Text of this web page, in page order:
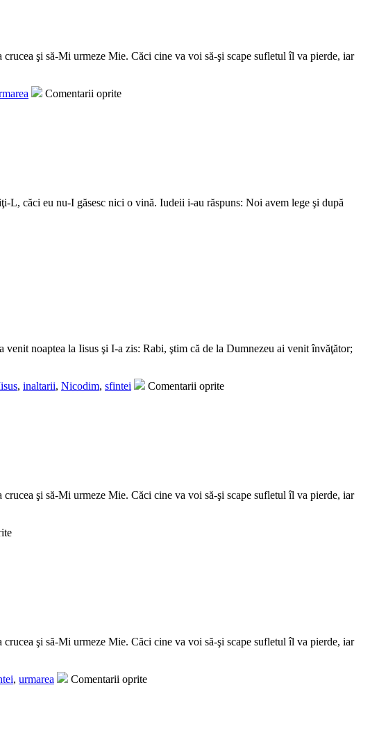
şi să-Mi urmeze Mie. Căci cine va voi să-şi scape sufletul îl va pierde, iar
Comentarii oprite
căci eu nu-I găsesc nici o vină. Iudeii i-au răspuns: Noi avem lege şi după
noaptea la Iisus şi I-a zis: Rabi, ştim că de la Dumnezeu ai venit învăţător;
, inaltarii, Nicodim, sfintei
Comentarii oprite
şi să-Mi urmeze Mie. Căci cine va voi să-şi scape sufletul îl va pierde, iar
şi să-Mi urmeze Mie. Căci cine va voi să-şi scape sufletul îl va pierde, iar
, urmarea
Comentarii oprite